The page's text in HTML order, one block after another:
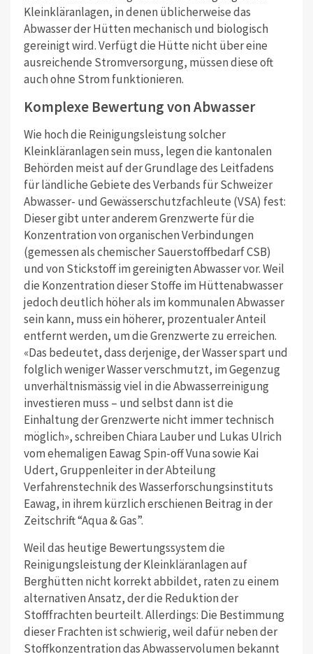
Kleinkläranlagen, in denen üblicherweise das
Abwasser der Hütten mechanisch und biologisch
gereinigt wird. Verfügt die Hütte nicht über eine
ausreichende Stromversorgung, müssen diese oft
auch ohne Strom funktionieren.
Komplexe Bewertung von Abwasser
Wie hoch die Reinigungsleistung solcher
Kleinkläranlagen sein muss, legen die kantonalen
Behörden meist auf der Grundlage des Leitfadens
für ländliche Gebiete des Verbands für Schweizer
Abwasser- und Gewässerschutzfachleute (VSA) fest:
Dieser gibt unter anderem Grenzwerte für die
Konzentration von organischen Verbindungen
(gemessen als chemischer Sauerstoffbedarf CSB)
und von Stickstoff im gereinigten Abwasser vor. Weil
die Konzentration dieser Stoffe im Hüttenabwasser
jedoch deutlich höher als im kommunalen Abwasser
sein kann, muss ein höherer, prozentualer Anteil
entfernt werden, um die Grenzwerte zu erreichen.
«Das bedeutet, dass derjenige, der Wasser spart und
folglich weniger Wasser verschmutzt, im Gegenzug
unverhältnismässig viel in die Abwasserreinigung
investieren muss – und selbst dann ist die
Einhaltung der Grenzwerte nicht immer technisch
möglich», schreiben Chiara Lauber und Lukas Ulrich
vom ehemaligen Eawag Spin-off Vuna sowie Kai
Udert, Gruppenleiter in der Abteilung
Verfahrenstechnik des Wasserforschungsinstituts
Eawag, in ihrem kürzlich erschienen Beitrag in der
Zeitschrift “Aqua & Gas”.
Weil das heutige Bewertungssystem die
Reinigungsleistung der Kleinkläranlagen auf
Berghütten nicht korrekt abbildet, raten zu einem
alternativen Ansatz, der die Reduktion der
Stofffrachten beurteilt. Allerdings: Die Bestimmung
dieser Frachten ist schwierig, weil dafür neben der
Stoffkonzentration das Abwasservolumen bekannt